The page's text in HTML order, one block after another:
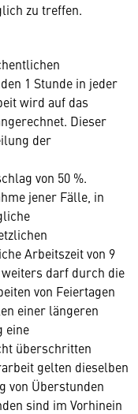
zu treffen.
1 Stunde in jeder
wird auf das
Dieser
der
von 50 %.
jener Fälle, in
Arbeitszeit von 9
darf durch die
von Feiertagen
einer längeren
eine
überschritten
gelten dieselben
von Überstunden
sind im Vorhinein